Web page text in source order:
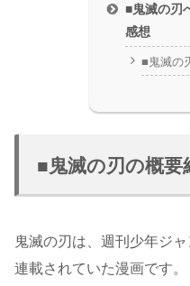
■鬼滅の刃
感想
■鬼滅の
■鬼滅の刃の概要
鬼滅の刃は、週刊少年ジ
連載されていた漫画です。